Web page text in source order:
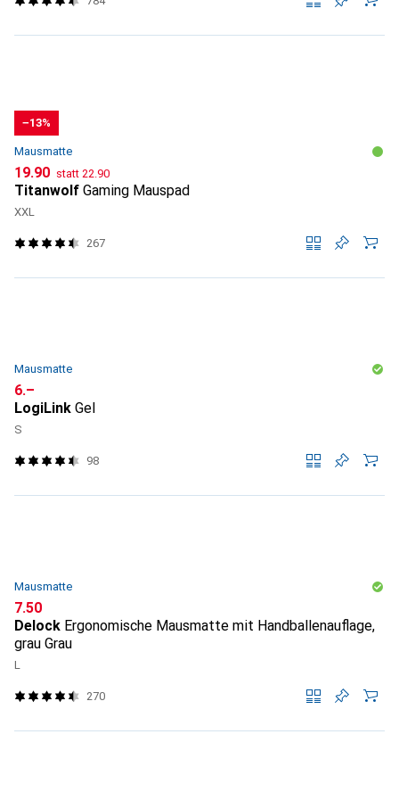
−13%
Mausmatte
CHF
19.90 statt CHF
22.90
Titanwolf Gaming Mauspad
XXL
267
Mausmatte
CHF
6.–
LogiLink Gel
S
98
Mausmatte
CHF
7.50
Delock Ergonomische Mausmatte mit Handballenauflage,
grau Grau
L
270